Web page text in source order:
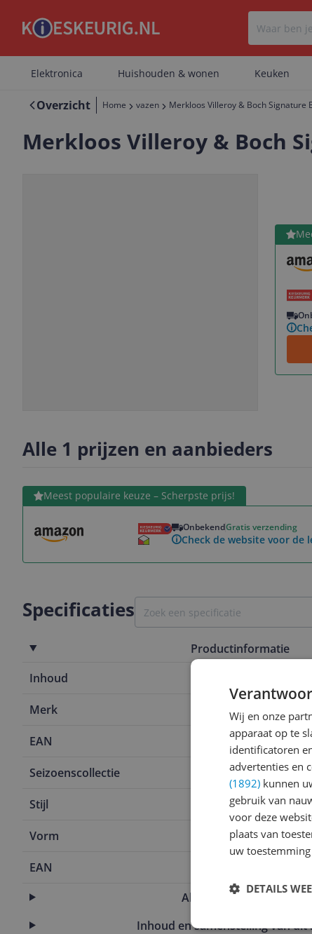
Elektronica Huishouden & wonen Keuken
Overzicht Home vazen Merkloos Villeroy & Boch Signature
Merkloos Villeroy & Boch
Bekijk
Alle 1 prijzen en aanbieders
Meest populaire keuze – Scherpste prijs!
OnbekendGratis verzending
Check de website voor de
Bekijk product
Specificaties
Productinformatie
Inhoud
Merk Villeroy &
EAN
Seizoenscollectie Never out
Stijl Rond
Vorm Rond
EAN
Algemene kenmerken
Inhoud en samenstelling van dit
Wij en onze
apparaat op te
identificatoren
advertenties en
(1892) kunnen
gebruik van
voor deze
plaats van
uw
DETAILS